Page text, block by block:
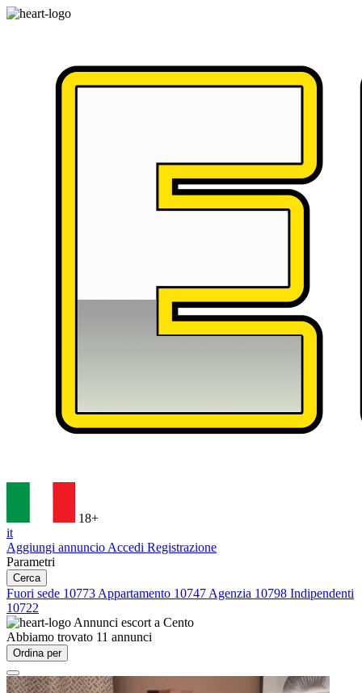
18+
it
Aggiungi annuncio Accedi Registrazione
Parametri
Cerca
Fuori sede 10773 Appartamento 10747 Agenzia 10798 Indipendenti
10722
Annunci escort a Cento
Abbiamo trovato 11 annunci
Ordina per